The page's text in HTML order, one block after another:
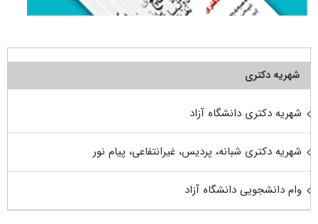
شهریه دکتری
شهریه دکتری دانشگاه آزاد
شهریه دکتری شبانه، پردیس، غیرانتفاعی، پیام نور
وام دانشجویی دانشگاه آزاد